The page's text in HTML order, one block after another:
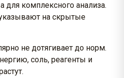
для комплексного анализа.
на скрытые
не дотягивает до норм.
соль, реагенты и